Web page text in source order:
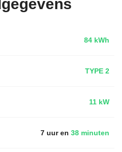
84 kWh
TYPE 2
11 kW
7 uur en 38 minuten